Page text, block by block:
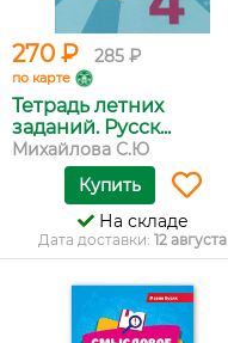
270 ₽ 285 ₽
по карте
Тетрадь летних
заданий. Русск...
Михайлова С.Ю
Купить
На складе
Дата доставки: 12 августа